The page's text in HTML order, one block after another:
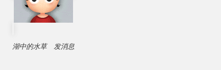
湖中的水草 发消息